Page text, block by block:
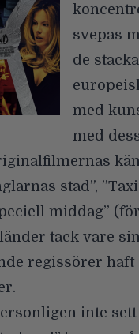
svepas
de
med
med
stad”,
middag”
tack vare
regissörer
inte sett